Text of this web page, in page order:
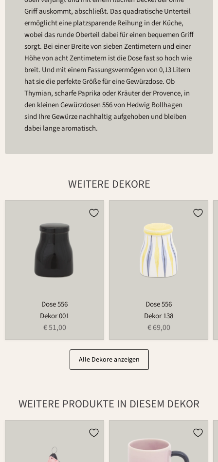
Griff auskommt, abschließt. Das quadratische Unterteil
ermöglicht eine platzsparende Reihung in der Küche,
wobei das runde Oberteil dabei für einen bequemen Griff
sorgt. Bei einer Breite von sieben Zentimetern und einer
Höhe von acht Zentimetern ist die Dose fast so hoch wie
breit. Und mit einem Fassungsvermögen von 0,13 Litern
hat sie die perfekte Größe für eine Gewürzdose. Ob
Thymian, scharfe Paprika oder Kräuter der Provence, in
den kleinen Gewürzdosen 556 von Hedwig Bollhagen
sind Ihre Gewürze nachhaltig aufgehoben und bleiben
dabei lange aromatisch.
WEITERE DEKORE
Dose 556
Dekor 001
€ 51,00
Dose 556
Dekor 138
€ 69,00
Alle Dekore anzeigen
WEITERE PRODUKTE IN DIESEM DEKOR